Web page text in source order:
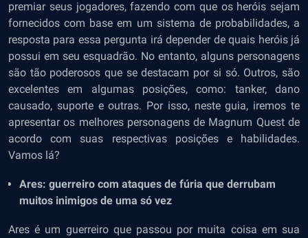
premiar seus jogadores, fazendo com que os heróis sejam
fornecidos com base em um sistema de probabilidades, a
resposta para essa pergunta irá depender de quais heróis já
possui em seu esquadrão. No entanto, alguns personagens
são tão poderosos que se destacam por si só. Outros, são
excelentes em algumas posições, como: tanker, dano
causado, suporte e outras. Por isso, neste guia, iremos te
apresentar os melhores personagens de Magnum Quest de
acordo com suas respectivas posições e habilidades.
Vamos lá?
Ares: guerreiro com ataques de fúria que derrubam
muitos inimigos de uma só vez
Ares é um guerreiro que passou por muita coisa em sua